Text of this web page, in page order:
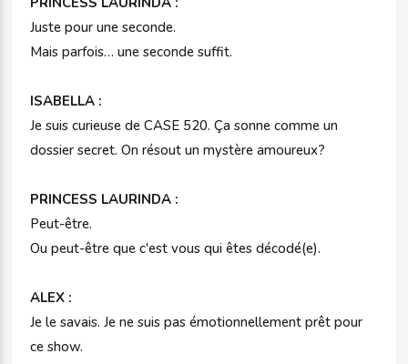
Juste pour une seconde.
Mais parfois… une seconde suffit.
ISABELLA :
Je suis curieuse de CASE 520. Ça sonne comme un
dossier secret. On résout un mystère amoureux?
PRINCESS LAURINDA :
Peut-être.
Ou peut-être que c'est vous qui êtes décodé(e).
ALEX :
Je le savais. Je ne suis pas émotionnellement prêt pour
ce show.